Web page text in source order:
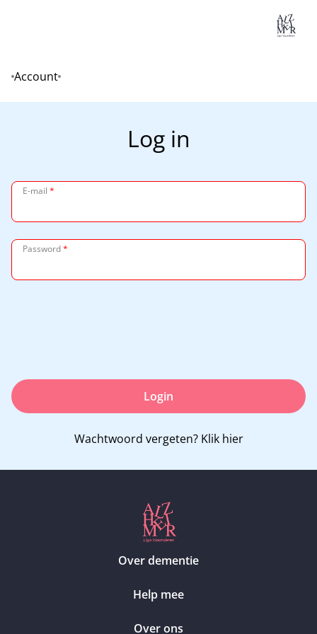
Home
Account
Log in
E-mail *
Password*
Login
Wachtwoord vergeten? Klik hier
Over dementie
Help mee
Over ons